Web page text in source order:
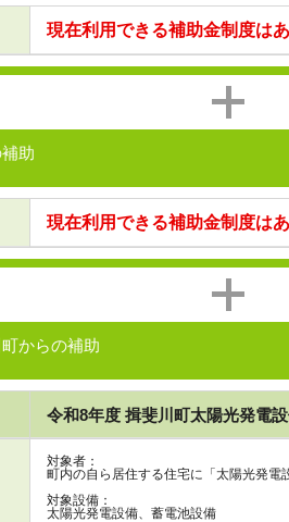
現在利用できる補助金制度は
助
現在利用できる補助金制度は
からの補助
令和8年度 揖斐川町太陽光発電
対象者：
町内の自ら居住する住宅に「太陽光発電
対象設備：
太陽光発電設備、蓄電池設備